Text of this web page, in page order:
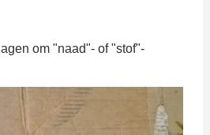
om "naad"- of "stof"-